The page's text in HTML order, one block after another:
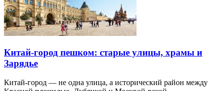
Китай-город пешком: старые улицы, храмы и
Зарядье
Китай-город — не одна улица, а исторический район между